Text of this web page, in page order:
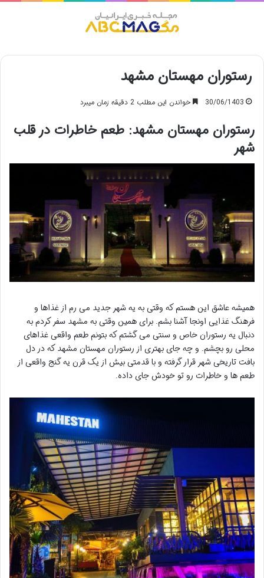
رستوران مهستان مشهد
30/06/1403 خواندن این مطلب 2 دقیقه زمان میبرد
رستوران مهستان مشهد: طعم خاطرات در قلب
شهر
همیشه عاشق این هستم که وقتی به یه شهر جدید می رم از غذاها و
فرهنگ غذایی اونجا آشنا بشم. برای همین وقتی به مشهد سفر کردم به
دنبال یه رستوران خاص و سنتی می گشتم که بتونم طعم واقعی غذاهای
محلی رو بچشم. و چه جای بهتری از رستوران مهستان مشهد که در دل
بافت تاریخی شهر قرار گرفته و با قدمتی بیش از یک قرن یه گنج واقعی از
طعم ها و خاطرات رو تو خودش جای داده.